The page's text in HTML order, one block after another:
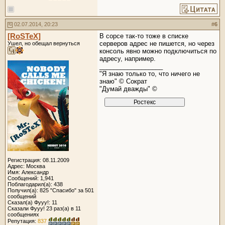
02.07.2014, 20:23 #6
[RoSTeX]
Ушел, но обещал вернуться
Регистрация: 08.11.2009
Адрес: Москва
Имя: Александр
Сообщений: 1,941
Поблагодарил(а): 438
Получил(а): 825 "Спасибо" за 501
сообщений
Сказал(а) Фууу!: 11
Сказали Фууу! 23 раз(а) в 11
сообщениях
Репутация: 837
В сорсе так-то тоже в списке
серверов адрес не пишется, но через
консоль явно можно подключиться по
адресу, например.
"Я знаю только то, что ничего не
знаю" © Сократ
"Думай дважды" ©